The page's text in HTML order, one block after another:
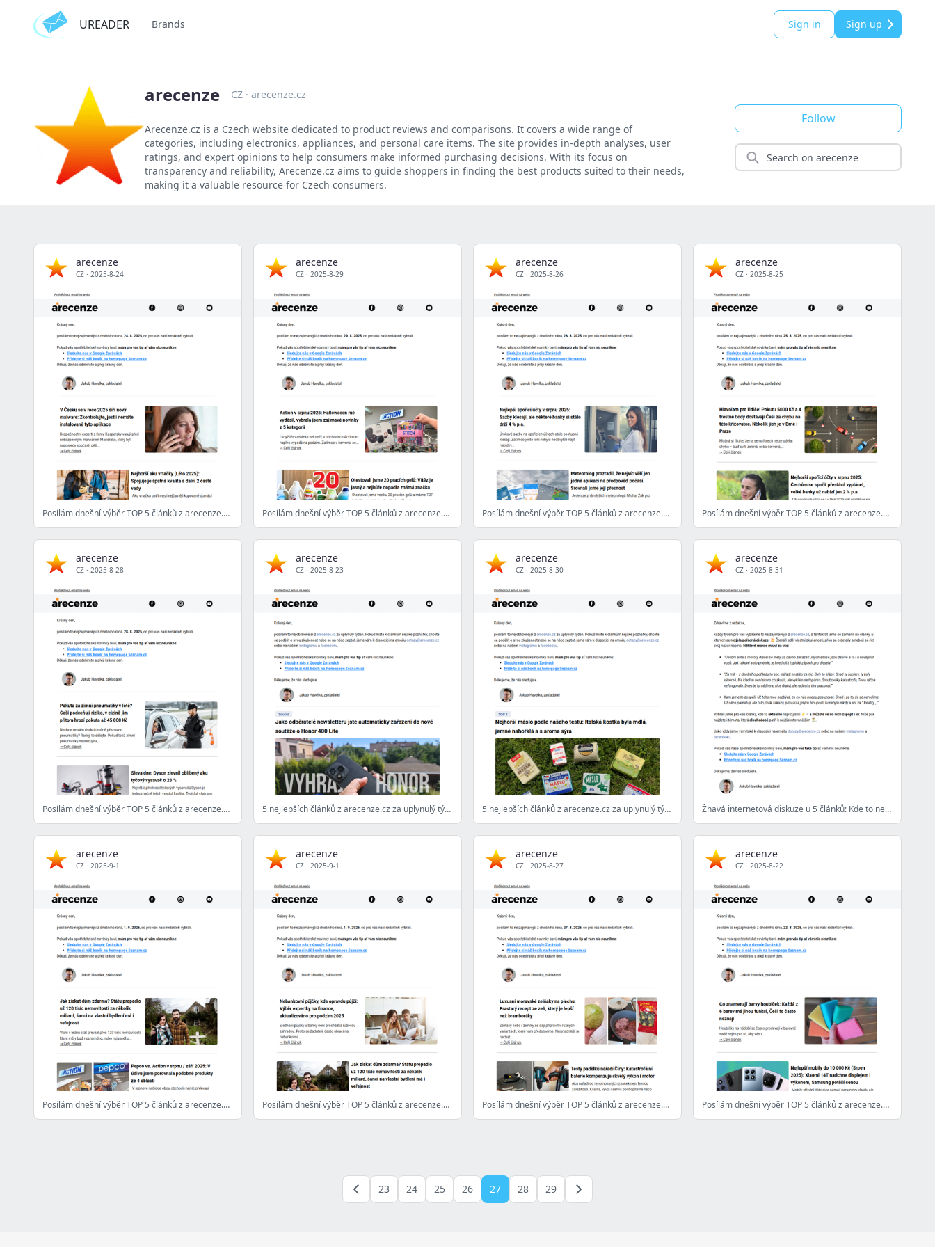
UREADER Brands Sign in Sign up
arecenze CZ · arecenze.cz
Arecenze.cz is a Czech website dedicated to product reviews and comparisons. It covers a wide range of
categories, including electronics, appliances, and personal care items. The site provides in-depth analyses, user
ratings, and expert opinions to help consumers make informed purchasing decisions. With its focus on
transparency and reliability, Arecenze.cz aims to guide shoppers in finding the best products suited to their needs,
making it a valuable resource for Czech consumers.
Follow
arecenze
CZ · 2025-8-24
Posílám dnešní výběr TOP 5 článků z arecenze.cz - 24. 8. 2025
arecenze
CZ · 2025-8-29
Posílám dnešní výběr TOP 5 článků z arecenze.cz - 29. 8. 2025
arecenze
CZ · 2025-8-26
Posílám dnešní výběr TOP 5 článků z arecenze.cz - 26. 8. 2025
arecenze
CZ · 2025-8-25
Posílám dnešní výběr TOP 5 článků z arecenze.cz - 25. 8. 2025
arecenze
CZ · 2025-8-28
Posílám dnešní výběr TOP 5 článků z arecenze.cz - 28. 8. 2025
arecenze
CZ · 2025-8-23
5 nejlepších článků z arecenze.cz za uplynulý týden
arecenze
CZ · 2025-8-30
5 nejlepších článků z arecenze.cz za uplynulý týden
arecenze
CZ · 2025-8-31
Žhavá internetová diskuze u 5 článků: Kde to nejvíce vře?
arecenze
CZ · 2025-9-1
Posílám dnešní výběr TOP 5 článků z arecenze.cz - 1. 9. 2025
arecenze
CZ · 2025-9-1
Posílám dnešní výběr TOP 5 článků z arecenze.cz - 1. 9. 2025
arecenze
CZ · 2025-8-27
Posílám dnešní výběr TOP 5 článků z arecenze.cz - 27. 8. 2025
arecenze
CZ · 2025-8-22
Posílám dnešní výběr TOP 5 článků z arecenze.cz - 22. 8. 2025
23 24 25 26 27 28 29